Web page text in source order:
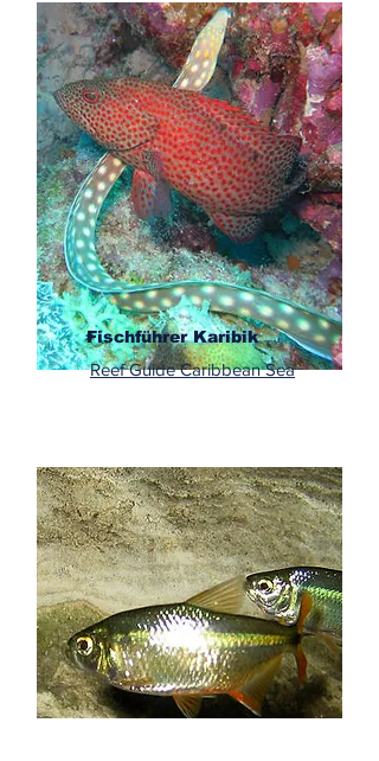
Fischführer Karibik
Reef Guide Caribbean Sea